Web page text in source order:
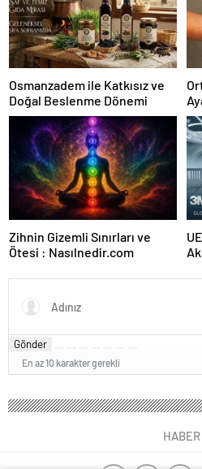
Osmanzadem ile Katkısız ve
Doğal Beslenme Dönemi
Zihnin Gizemli Sınırları ve
Ötesi : Nasılnedir.com
Gönder
En az 10 karakter gerekli
HABER